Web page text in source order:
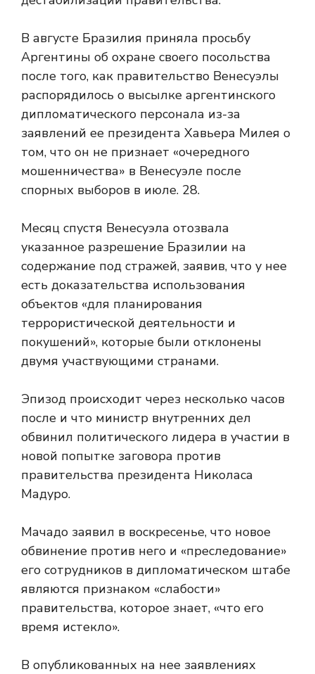
В августе Бразилия приняла просьбу
Аргентины об охране своего посольства
после того, как правительство Венесуэлы
распорядилось о высылке аргентинского
дипломатического персонала из-за
заявлений ее президента Хавьера Милея о
том, что он не признает «очередного
мошенничества» в Венесуэле после
спорных выборов в июле. 28.
Месяц спустя Венесуэла отозвала
указанное разрешение Бразилии на
содержание под стражей, заявив, что у нее
есть доказательства использования
объектов «для планирования
террористической деятельности и
покушений», которые были отклонены
двумя участвующими странами.
Эпизод происходит через несколько часов
после и что министр внутренних дел
обвинил политического лидера в участии в
новой попытке заговора против
правительства президента Николаса
Мадуро.
Мачадо заявил в воскресенье, что новое
обвинение против него и «преследование»
его сотрудников в дипломатическом штабе
являются признаком «слабости»
правительства, которое знает, «что его
время истекло».
В опубликованных на нее заявлениях